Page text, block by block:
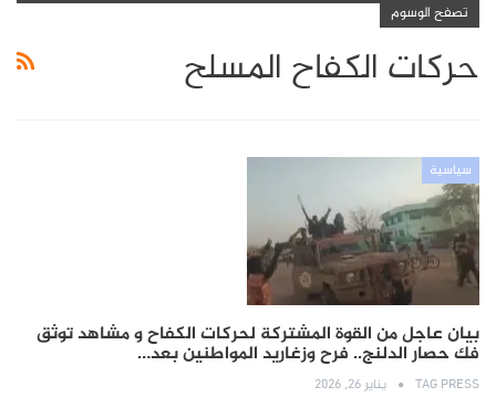
تصفح الوسوم
حركات الكفاح المسلح
سياسية
بيان عاجل من القوة المشتركة لحركات الكفاح و مشاهد توثق
فك حصار الدلنج.. فرح وزغاريد المواطنين بعد…
TAG PRESS يناير 26, 2026